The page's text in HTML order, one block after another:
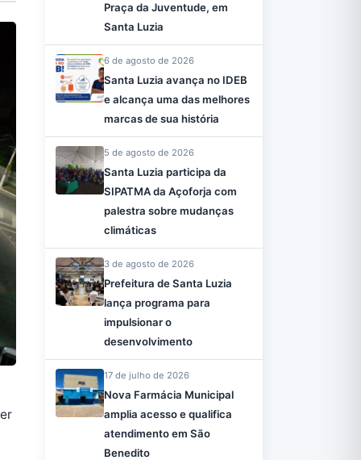
Praça da Juventude, em
Santa Luzia
6 de agosto de 2026
Santa Luzia avança no IDEB
e alcança uma das melhores
marcas de sua história
5 de agosto de 2026
Santa Luzia participa da
SIPATMA da Açoforja com
palestra sobre mudanças
climáticas
3 de agosto de 2026
Prefeitura de Santa Luzia
lança programa para
impulsionar o
desenvolvimento
17 de julho de 2026
Nova Farmácia Municipal
amplia acesso e qualifica
atendimento em São
Benedito